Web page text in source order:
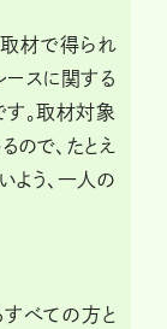
取材で得られ
ースに関する
す。取材対象
ので、たとえ
よう、一人の
すべての方と